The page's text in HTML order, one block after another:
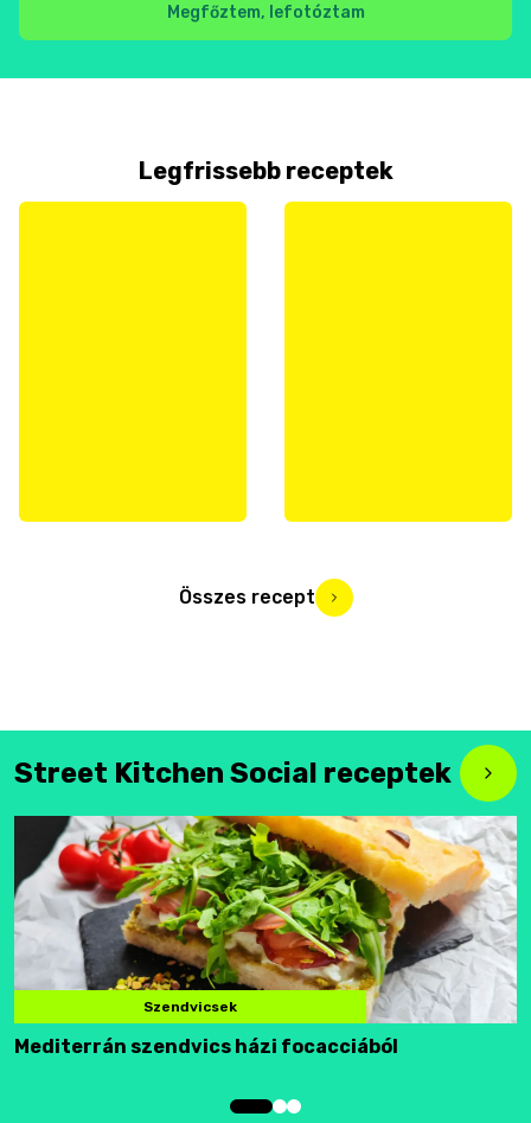
Megfőztem, lefotóztam
Legfrissebb receptek
Összes recept
Street Kitchen Social receptek
Szendvicsek
Mediterrán szendvics házi focacciából